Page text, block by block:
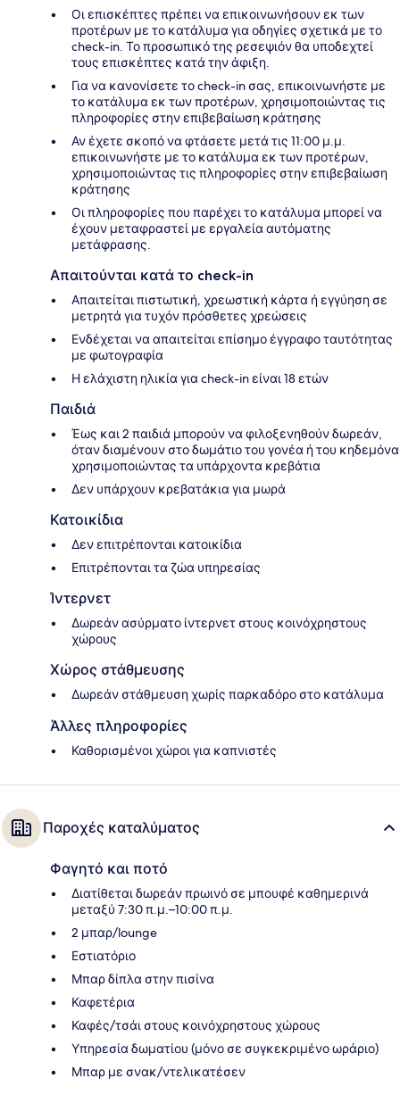
Οι επισκέπτες πρέπει να επικοινωνήσουν εκ των
προτέρων με το κατάλυμα για οδηγίες σχετικά με το
check-in. Το προσωπικό της ρεσεψιόν θα υποδεχτεί
τους επισκέπτες κατά την άφιξη.
Για να κανονίσετε το check-in σας, επικοινωνήστε με
το κατάλυμα εκ των προτέρων, χρησιμοποιώντας τις
πληροφορίες στην επιβεβαίωση κράτησης
Αν έχετε σκοπό να φτάσετε μετά τις 11:00 μ.μ.
επικοινωνήστε με το κατάλυμα εκ των προτέρων,
χρησιμοποιώντας τις πληροφορίες στην επιβεβαίωση
κράτησης
Οι πληροφορίες που παρέχει το κατάλυμα μπορεί να
έχουν μεταφραστεί με εργαλεία αυτόματης
μετάφρασης.
Απαιτούνται κατά το check-in
Απαιτείται πιστωτική, χρεωστική κάρτα ή εγγύηση σε
μετρητά για τυχόν πρόσθετες χρεώσεις
Ενδέχεται να απαιτείται επίσημο έγγραφο ταυτότητας
με φωτογραφία
Η ελάχιστη ηλικία για check-in είναι 18 ετών
Παιδιά
Έως και 2 παιδιά μπορούν να φιλοξενηθούν δωρεάν,
όταν διαμένουν στο δωμάτιο του γονέα ή του κηδεμόνα
χρησιμοποιώντας τα υπάρχοντα κρεβάτια
Δεν υπάρχουν κρεβατάκια για μωρά
Κατοικίδια
Δεν επιτρέπονται κατοικίδια
Επιτρέπονται τα ζώα υπηρεσίας
Ίντερνετ
Δωρεάν ασύρματο ίντερνετ στους κοινόχρηστους
χώρους
Χώρος στάθμευσης
Δωρεάν στάθμευση χωρίς παρκαδόρο στο κατάλυμα
Άλλες πληροφορίες
Καθορισμένοι χώροι για καπνιστές
Παροχές καταλύματος
Φαγητό και ποτό
Διατίθεται δωρεάν πρωινό σε μπουφέ καθημερινά
μεταξύ 7:30 π.μ.–10:00 π.μ.
2 μπαρ/lounge
Εστιατόριο
Μπαρ δίπλα στην πισίνα
Καφετέρια
Καφές/τσάι στους κοινόχρηστους χώρους
Υπηρεσία δωματίου (μόνο σε συγκεκριμένο ωράριο)
Μπαρ με σνακ/ντελικατέσεν